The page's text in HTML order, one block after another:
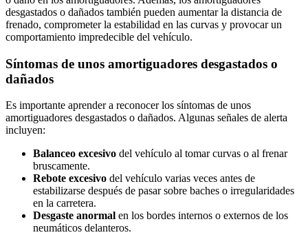
desgastados o dañados también pueden aumentar la distancia de
frenado, comprometer la estabilidad en las curvas y provocar un
comportamiento impredecible del vehículo.
Síntomas de unos amortiguadores desgastados o
dañados
Es importante aprender a reconocer los síntomas de unos
amortiguadores desgastados o dañados. Algunas señales de alerta
incluyen:
Balanceo excesivo del vehículo al tomar curvas o al frenar
bruscamente.
Rebote excesivo del vehículo varias veces antes de
estabilizarse después de pasar sobre baches o irregularidades
en la carretera.
Desgaste anormal en los bordes internos o externos de los
neumáticos delanteros.